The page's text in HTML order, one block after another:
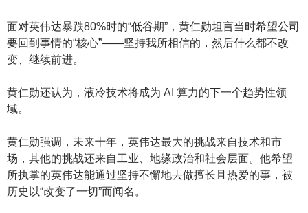
面对英伟达暴跌80%时的“低谷期”，黄仁勋坦言当时希望公司
要回到事情的“核心”——坚持我所相信的，然后什么都不改
变、继续前进。
黄仁勋还认为，液冷技术将成为 AI 算力的下一个趋势性领
域。
黄仁勋强调，未来十年，英伟达最大的挑战来自技术和市
场，其他的挑战还来自工业、地缘政治和社会层面。他希望
所执掌的英伟达能通过坚持不懈地去做擅长且热爱的事，被
历史以“改变了一切”而闻名。